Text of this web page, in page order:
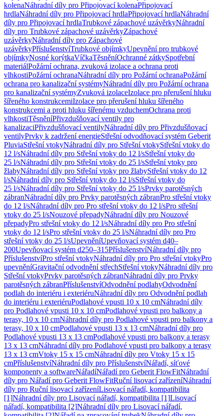
kolenaNáhradní díly pro Připojovací kolenaPřipojovací
hrdlaNáhradní díly pro Připojovací hrdlaPřipojovací hrdlaNáhradní
díly pro Připojovací hrdlaTrubkové zápachové uzávěrkyNáhradní
díly pro Trubkové zápachové uzávěrkyZápachové
uzávěrkyNáhradní díly pro Zápachové
uzávěrkyPříslušenstvíTrubkové objímkyUpevnění pro trubkové
objímkyNosné korýtkaVíčkaTěsněníOchranné zátkySpotřební
materiálPožární ochrana, zvuková izolace a ochrana proti
vlhkostiPožární ochranaNáhradní díly pro Požární ochranaPožární
ochrana pro kanalizační systémyNáhradní díly pro Požární ochrana
pro kanalizační systémyZvuková izolaceIzolace pro přerušení hluku
šířeného konstrukcemiIzolace pro přerušení hluku šířeného
konstrukcemi a proti hluku šířenému vzduchemOchrana proti
vlhkostiTěsněníPřivzdušňovací ventily pro
kanalizaciPřivzdušňovací ventilyNáhradní díly pro Přivzdušňovací
ventilyPrvky k zadržení energieStřešní odvodňovací systém Geberit
PluviaStřešní vtokyNáhradní díly pro Střešní vtokyStřešní vtoky do
12 l/sNáhradní díly pro Střešní vtoky do 12 l/sStřešní vtoky do
25 l/sNáhradní díly pro Střešní vtoky do 25 l/sStřešní vtoky pro
žlabyNáhradní díly pro Střešní vtoky pro žlabyStřešní vtoky do 12
l/sNáhradní díly pro Střešní vtoky do 12 l/sStřešní vtoky do
25 l/sNáhradní díly pro Střešní vtoky do 25 l/sPrvky parotěsných
zábranNáhradní díly pro Prvky parotěsných zábranPro střešní vtoky
do 12 l/sNáhradní díly pro Pro střešní vtoky do 12 l/sPro střešní
vtoky do 25 l/sNouzové přepadyNáhradní díly pro Nouzové
přepadyPro střešní vtoky do 12 l/sNáhradní díly pro Pro střešní
vtoky do 12 l/sPro střešní vtoky do 25 l/sNáhradní díly pro Pro
střešní vtoky do 25 l/sUpevněníUpevňovací systém d40–
200Upevňovací systém d250–315PříslušenstvíNáhradní díly pro
PříslušenstvíPro střešní vtokyNáhradní díly pro Pro střešní vtokyPro
upevněníGravitační odvodnění střechStřešní vtokyNáhradní díly pro
Střešní vtokyPrvky parotěsných zábranNáhradní díly pro Prvky
parotěsných zábranPříslušenstvíOdvodnění podlahyOdvodnění
podlah do interiéru i exteriéruNáhradní díly pro Odvodnění podlah
do interiéru i exteriéruPodlahové vpusti 10 x 10 cmNáhradní díly
pro Podlahové vpusti 10 x 10 cmPodlahové vpusti pro balkony a
terasy, 10 x 10 cmNáhradní díly pro Podlahové vpusti pro balkony a
terasy, 10 x 10 cmPodlahové vpusti 13 x 13 cmNáhradní díly pro
Podlahové vpusti 13 x 13 cmPodlahové vpusti pro balkony a terasy
13 x 13 cmNáhradní díly pro Podlahové vpusti pro balkony a terasy
13 x 13 cmVtoky 15 x 15 cmNáhradní díly pro Vtoky 15 x 15
cmPříslušenstvíNáhradní díly pro PříslušenstvíNářadí, síťové
komponenty a softwareNářadíNářadí pro Geberit FlowFitNáhradní
díly pro Nářadí pro Geberit FlowFitRuční lisovací zařízeníNáhradní
díly pro Ruční lisovací zařízeníLisovací nářadí, kompatibilita
[1]Náhradní díly pro Lisovací nářadí, kompatibilita [1]Lisovací
nářadí, kompatibilita [2]Náhradní díly pro Lisovací nářadí,